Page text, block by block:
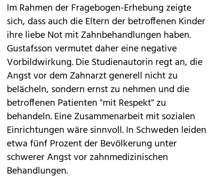
Im Rahmen der Fragebogen-Erhebung zeigte
sich, dass auch die Eltern der betroffenen Kinder
ihre liebe Not mit Zahnbehandlungen haben.
Gustafsson vermutet daher eine negative
Vorbildwirkung. Die Studienautorin regt an, die
Angst vor dem Zahnarzt generell nicht zu
belächeln, sondern ernst zu nehmen und die
betroffenen Patienten "mit Respekt" zu
behandeln. Eine Zusammenarbeit mit sozialen
Einrichtungen wäre sinnvoll. In Schweden leiden
etwa fünf Prozent der Bevölkerung unter
schwerer Angst vor zahnmedizinischen
Behandlungen.